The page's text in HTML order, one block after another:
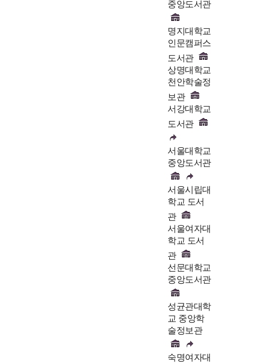
중앙도서관
명지대학교
인문캠퍼스
도서관
상명대학교
천안학술정
보관
서강대학교
도서관
서울대학교
중앙도서관
서울시립대
학교 도서
관
서울여자대
학교 도서
관
선문대학교
중앙도서관
성균관대학
교 중앙학
술정보관
숙명여자대